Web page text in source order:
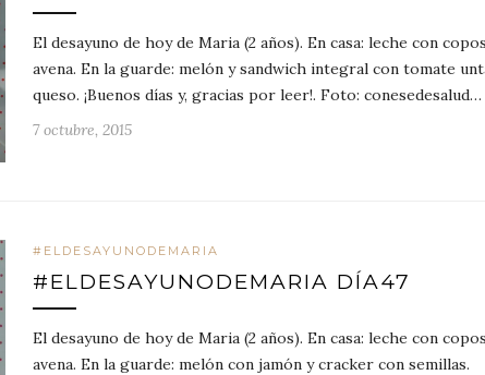
El desayuno de hoy de Maria (2 años). En casa: leche con
avena. En la guarde: melón y sandwich integral con tomate
queso. ¡Buenos días y, gracias por leer!. Foto: conesedesalud…
7 octubre, 2015
#ELDESAYUNODEMARIA
#ELDESAYUNODEMARIA DÍA47
El desayuno de hoy de Maria (2 años). En casa: leche con
avena. En la guarde: melón con jamón y cracker con semillas.